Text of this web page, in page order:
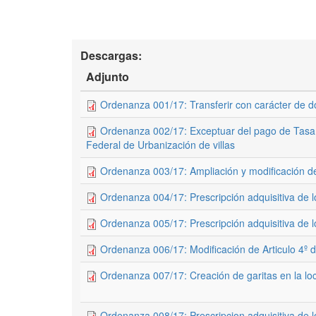
Descargas:
Adjunto
Ordenanza 001/17: Transferir con carácter de
Ordenanza 002/17: Exceptuar del pago de
Federal de Urbanización de villas
Ordenanza 003/17: Ampliación y modificación
Ordenanza 004/17: Prescripción adquisitiva
Ordenanza 005/17: Prescripción adquisitiva
Ordenanza 006/17: Modificación de Articulo 4º
Ordenanza 007/17: Creación de garitas en la